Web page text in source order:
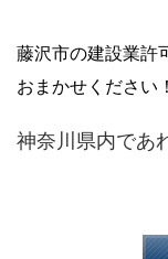
藤沢市の建設業許
おまかせください！
神奈川県内であ